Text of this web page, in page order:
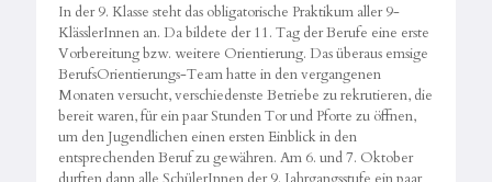
In der 9. Klasse steht das obligatorische Praktikum aller 9-
KlässlerInnen an. Da bildete der 11. Tag der Berufe eine erste
Vorbereitung bzw. weitere Orientierung. Das überaus emsige
BerufsOrientierungs-Team hatte in den vergangenen
Monaten versucht, verschiedenste Betriebe zu rekrutieren, die
bereit waren, für ein paar Stunden Tor und Pforte zu öffnen,
um den Jugendlichen einen ersten Einblick in den
entsprechenden Beruf zu gewähren. Am 6. und 7. Oktober